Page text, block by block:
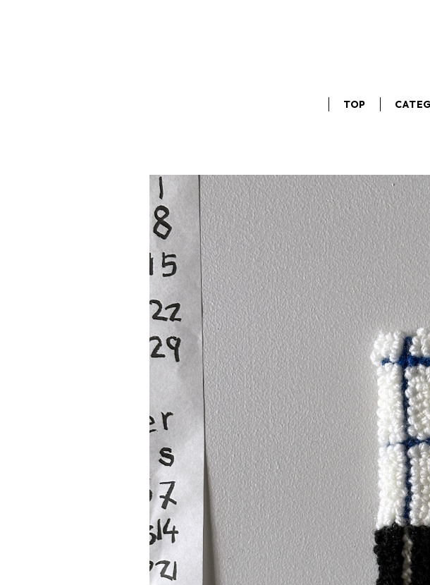
TOP